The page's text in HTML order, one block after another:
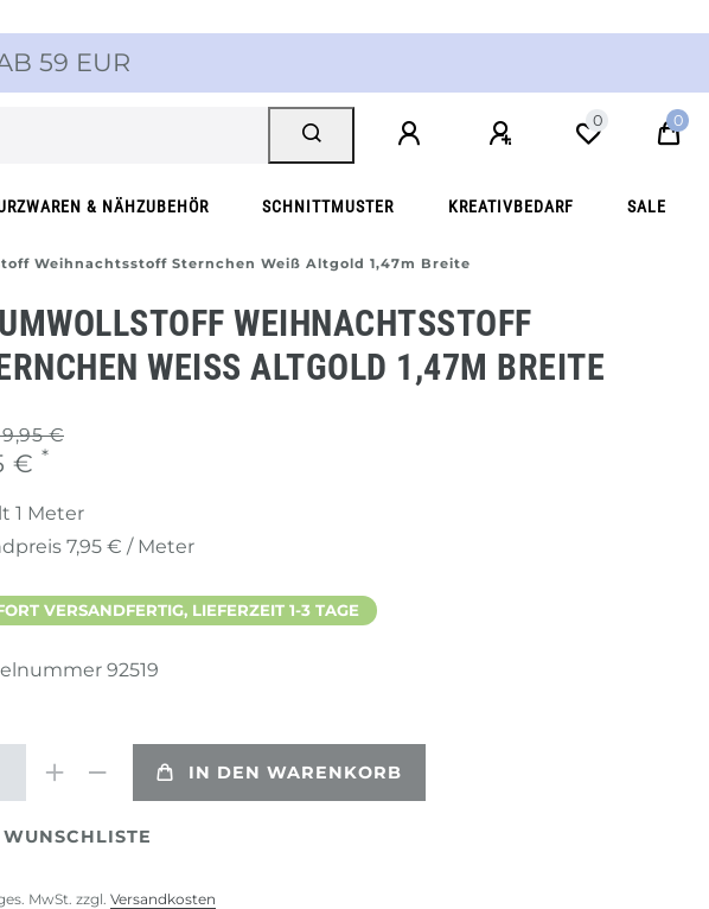
59 EUR
0 0
& NÄHZUBEHÖR SCHNITTMUSTER KREATIVBEDARF SALE
Weihnachtsstoff Sternchen Weiß Altgold 1,47m Breite
WEIHNACHTSSTOFF
WEISS ALTGOLD 1,47M BREITE
9,95 €
€ *
1 Meter
7,95 € / Meter
VERSANDFERTIG, LIEFERZEIT 1-3 TAGE
92519
IN DEN WARENKORB
WUNSCHLISTE
MwSt. zzgl. Versandkosten